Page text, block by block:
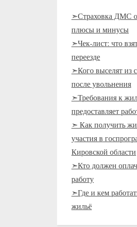
➣Страховка ДМС
плюсы и минусы
➣Чек-лист: что
переезде
➣Кого выселят из
после увольнения
➣Требования к
предоставляет
➣ Как получить
участия в
Кировской области
➣Кто должен
работу
➣Где и кем
жильё